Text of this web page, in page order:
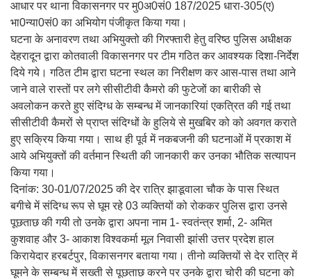
आधार पर थाना विकासनगर पर मु0अ0सं0 187/2025 धारा-305(ए)
भा0न्या0सं0 का अभियोग पंजीकृत किया गया।
घटना के अनावरण तथा अभियुक्तो की गिरफ्तारी हेतु वरिष्ठ पुलिस अधीक्षक
देहरादून द्वारा कोतवाली विकासनगर पर टीम गठित कर आवश्यक दिशा-निर्देश
दिये गये। गठित टीम द्वारा घटना स्थल का निरीक्षण कर आस-पास तथा आने
जाने वाले रास्तों पर लगे सीसीटीवी कैमरो की फुटेजों का बारीकी से
अवलोकन करते हुए संदिग्ध के सम्बन्ध में जानकारियां एकत्रित की गई तथा
सीसीटीवी कैमरों से प्राप्त संदिग्धों के हुलिये से मुखबिर को को अवगत कराते
हुए सक्रिय किया गया। साथ ही पूर्व में नकबजनी की घटनाओं में प्रकाश में
आये अभियुक्तों की वर्तमान स्थिती की जानकारी कर उनका भौतिक सत्यापन
किया गया।
दिनांक: 30-01/07/2025 की देर रात्रि झाडूवाला चौक के पास स्थित
बगीचे में संदिग्ध रूप से घूम रहे 03 व्यक्तियों को रोककर पुलिस द्वारा उनसे
पूछताछ की गयी तो उनके द्वारा अपना नाम 1- स्वतंन्त्र शर्मा, 2- अमित
कुशवाह और 3- आकाश विश्वकर्मा मूल निवासी झांसी उत्तर प्रदेश हाल
किरायेदार हरबर्टपुर, विकासनगर बताया गया। तीनो व्यक्तियों से देर रात्रि में
घूमने के सम्बन्ध में सख्ती से पूछताछ करने पर उनके द्वारा चोरी की घटना को